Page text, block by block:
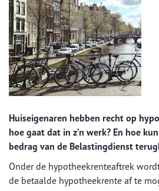
Huiseigenaren hebben recht op
hoe gaat dat in z’n werk? En hoe
bedrag van de Belastingdienst
Onder de hypotheekrenteaftrek
de betaalde hypotheekrente af te